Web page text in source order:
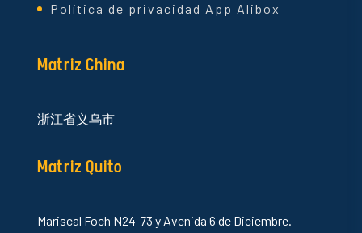
Política de privacidad App Alibox
Matriz China
浙江省义乌市
Matriz Quito
Mariscal Foch N24-73 y Avenida 6 de Diciembre.